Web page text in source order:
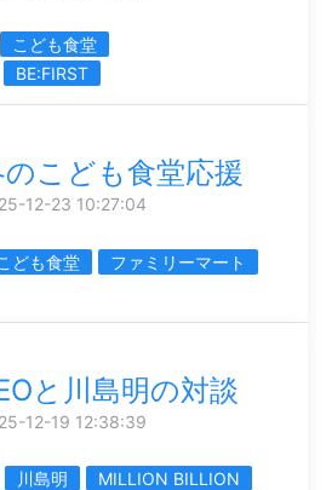
こども食堂
BE:FIRST
こども食堂応援
12-23 10:27:04
ども食堂
ファミリーマート
と川島明の対談
12-19 12:38:39
川島明 MILLION BILLION